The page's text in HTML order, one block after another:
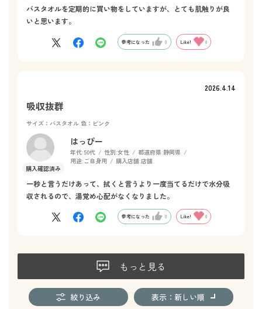
バスタオルを定期的に買い物をしていますが、とても肌触りが良
いと思います。
参考になった 0 Like! 0
2026.4.14
吸収抜群
サイズ：バスタオル 色：ピンク
はっぴー
年代:50代 性別:女性 都道府県:静岡県
用途: ご自身用 購入店舗:店舗
一秒と言うだけあって、拭くと言うより一度当てるだけで水分吸
収されるので、湯覚め心配がなくなりました。
参考になった 0 Like! 0
もっと見る
絞り込み 表示：新しい順